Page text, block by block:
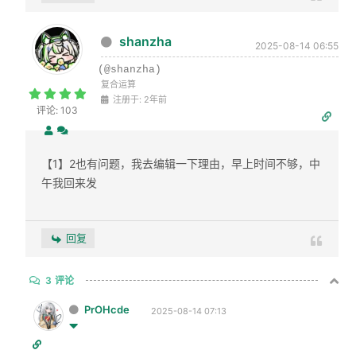
评论: 103
shanzha
2025-08-14 06:55
(@shanzha)
复合运算
注册于: 2年前
【1】2也有问题，我去编辑一下理由，早上时间不够，中
午我回来发
回复
3 评论
PrOHcde 2025-08-14 07:13